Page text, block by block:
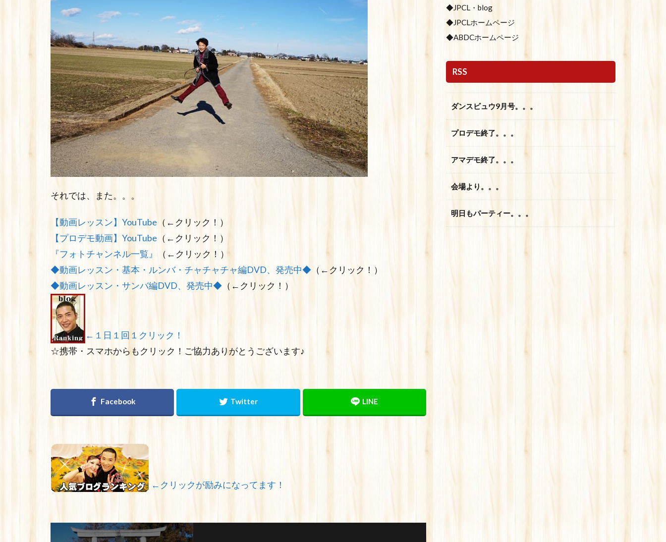
それでは、また。。。
【動画レッスン】YouTube （←クリック！）
【プロデモ動画】YouTube （←クリック！）
『フォトチャンネル一覧』
（←クリック！）
◆動画レッスン・基本・ルンバ・チャチャチャ編DVD、発売中◆ （←クリック！）
◆動画レッスン・サンバ編DVD、発売中◆ （←クリック！）
←１日１回１クリック！
☆携帯・スマホからもクリック！ご協力ありがとうございます♪
←クリックが励みになってます！
◆JPCL・blog
◆JPCLホームページ
◆ABDCホームページ
RSS
ダンスビュウ9月号。。。
プロデモ終了。。。
アマデモ終了。。。
会場より。。。
明日もパーティー。。。